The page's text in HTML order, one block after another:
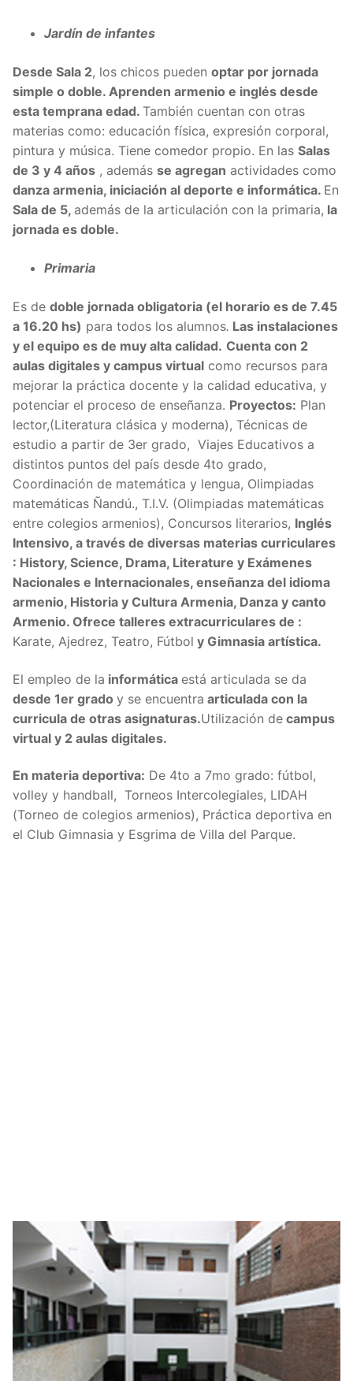
Jardín de infantes
Desde Sala 2, los chicos pueden optar por jornada
simple o doble. Aprenden armenio e inglés desde
esta temprana edad. También cuentan con otras
materias como: educación física, expresión corporal,
pintura y música. Tiene comedor propio. En las Salas
de 3 y 4 años , además se agregan actividades como
danza armenia, iniciación al deporte e informática. En
Sala de 5, además de la articulación con la primaria, la
jornada es doble.
Primaria
Es de doble jornada obligatoria (el horario es de 7.45
a 16.20 hs) para todos los alumnos. Las instalaciones
y el equipo es de muy alta calidad. Cuenta con 2
aulas digitales y campus virtual como recursos para
mejorar la práctica docente y la calidad educativa, y
potenciar el proceso de enseñanza. Proyectos: Plan
lector,(Literatura clásica y moderna), Técnicas de
estudio a partir de 3er grado, Viajes Educativos a
distintos puntos del país desde 4to grado,
Coordinación de matemática y lengua, Olimpiadas
matemáticas Ñandú., T.I.V. (Olimpiadas matemáticas
entre colegios armenios), Concursos literarios, Inglés
Intensivo, a través de diversas materias curriculares
: History, Science, Drama, Literature y Exámenes
Nacionales e Internacionales, enseñanza del idioma
armenio, Historia y Cultura Armenia, Danza y canto
Armenio. Ofrece talleres extracurriculares de :
Karate, Ajedrez, Teatro, Fútbol y Gimnasia artística.
El empleo de la informática está articulada se da
desde 1er grado y se encuentra articulada con la
curricula de otras asignaturas.Utilización de campus
virtual y 2 aulas digitales.
En materia deportiva: De 4to a 7mo grado: fútbol,
volley y handball, Torneos Intercolegiales, LIDAH
(Torneo de colegios armenios), Práctica deportiva en
el Club Gimnasia y Esgrima de Villa del Parque.